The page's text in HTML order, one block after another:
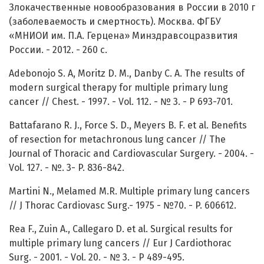
Злокачественные новообразования в России в 2010 г
(заболеваемость и смертность). Москва. ФГБУ
«МНИОИ им. П.А. Герцена» Минздравсоцразвития
России. - 2012. - 260 с.
Adebonojo S. A, Moritz D. M., Danby C. A. The results of
modern surgical therapy for multiple primary lung
cancer // Chest. - 1997. - Vol. 112. - № 3. - Р 693-701.
Battafarano R. J., Force S. D., Meyers B. F. et al. Benefits
of resection for metachronous lung cancer // The
Journal of Thoracic and Cardiovascular Surgery. - 2004. -
Vol. 127. - №. 3- P. 836-842.
Martini N., Melamed M.R. Multiple primary lung cancers
// J Thorac Cardiovasc Surg.- 1975 - №70. - P. 606612.
Rea F., Zuin A., Callegaro D. et al. Surgical results for
multiple primary lung cancers // Eur J Cardiothorac
Surg. - 2001. - Vol. 20. - № 3. - P 489-495.